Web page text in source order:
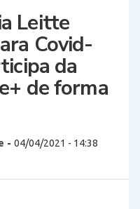
Leitte
Covid-
da
de forma
- 04/04/2021 - 14:38